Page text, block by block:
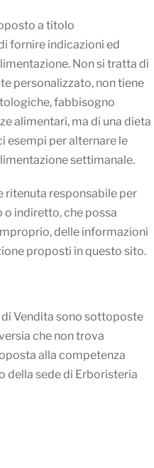
a titolo
fornire indicazioni ed
Non si tratta di
personalizzato, non tiene
fabbisogno
alimentari, ma di una dieta
esempi per alternare le
settimanale.
ritenuta responsabile per
indiretto, che possa
delle informazioni
proposti in questo sito.
Vendita sono sottoposte
che non trova
alla competenza
della sede di Erboristeria